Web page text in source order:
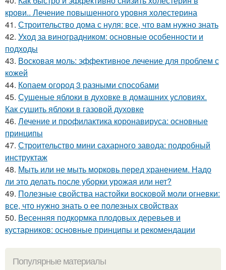
крови.. Лечение повышенного уровня холестерина
41. Строительство дома с нуля: все, что вам нужно знать
42. Уход за виноградником: основные особенности и
подходы
43. Восковая моль: эффективное лечение для проблем с
кожей
44. Копаем огород 3 разными способами
45. Сушеные яблоки в духовке в домашних условиях.
Как сушить яблоки в газовой духовке
46. Лечение и профилактика коронавируса: основные
принципы
47. Строительство мини сахарного завода: подробный
инструктаж
48. Мыть или не мыть морковь перед хранением. Надо
ли это делать после уборки урожая или нет?
49. Полезные свойства настойки восковой моли огневки:
все, что нужно знать о ее полезных свойствах
50. Весенняя подкормка плодовых деревьев и
кустарников: основные принципы и рекомендации
Популярные материалы